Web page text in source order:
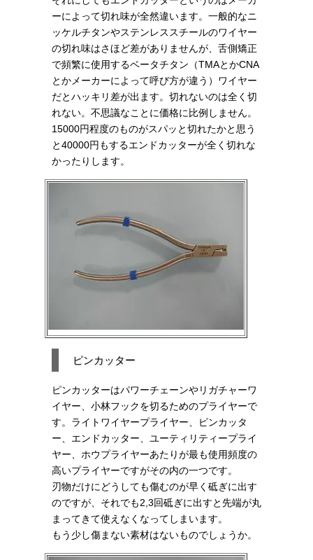
ーによって切れ味が全然違います。一般的なニ
ッケルチタンやステンレススチールのワイヤー
の切れ味はさほど差がありませんが、舌側矯正
で頻繁に使用するベータチタン（TMAとかCNA
とかメーカーによって呼び方が違う）ワイヤー
だとハッキリ差が出ます。切れないのは全く切
れない。不思議なことに価格に比例しません。
15000円程度のものがスパッと切れたかと思う
と40000円もするエンドカッターが全く切れな
かったりします。
ピンカッター
ピンカッターはパワーチェーンやリガチャーワ
イヤー、小林フックを切るためのプライヤーで
す。ライトワイヤープライヤー、ピンカッタ
ー、エンドカッター、ユーティリティープライ
ヤー、ホウプライヤーあたりが最も使用頻度の
高いプライヤーですがその内の一つです。
刃物だけにどうしても傷むのが早く砥ぎに出す
のですが、それでも2,3回砥ぎに出すと先端が丸
まってきて使えなくなってしまいます。
もう少し傷まない素材はないものでしょうか。